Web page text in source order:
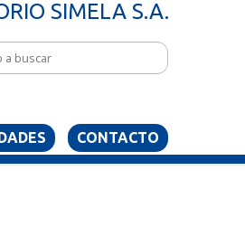
SIMELA S.A.
CONTACTO